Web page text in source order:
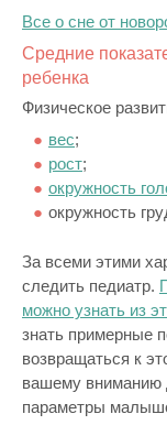
Все о сне от
Средние
ребенка
Физическое
вес;
рост;
окружность
окружность
За всеми этими
следить педиатр.
можно узнать из
знать примерные
возвращаться к
вашему вниманию
параметры